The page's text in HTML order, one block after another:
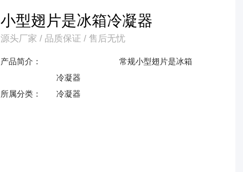
小型翅片是冰箱冷凝器
源头厂家 / 品质保证 / 售后无忧
产品简介：
常规小型翅片是冰箱
冷凝器
所属分类：
冷凝器